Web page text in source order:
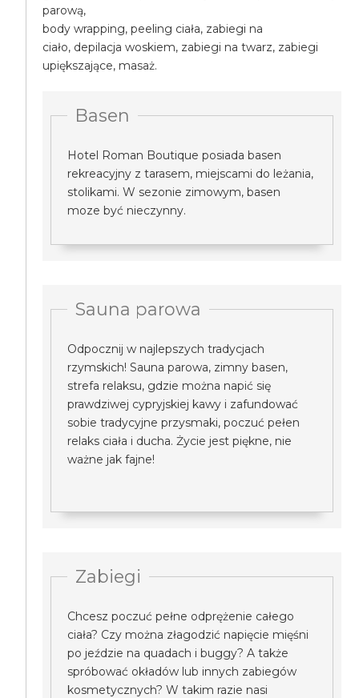
parową,
body wrapping, peeling ciała, zabiegi na
ciało, depilacja woskiem, zabiegi na twarz, zabiegi
upiększające, masaż.
Basen
Hotel Roman Boutique posiada basen
rekreacyjny z tarasem, miejscami do leżania,
stolikami. W sezonie zimowym, basen
moze być nieczynny.
Sauna parowa
Odpocznij w najlepszych tradycjach
rzymskich! Sauna parowa, zimny basen,
strefa relaksu, gdzie można napić się
prawdziwej cypryjskiej kawy i zafundować
sobie tradycyjne przysmaki, poczuć pełen
relaks ciała i ducha. Życie jest piękne, nie
ważne jak fajne!
Zabiegi
Chcesz poczuć pełne odprężenie całego
ciała? Czy można złagodzić napięcie mięśni
po jeździe na quadach i buggy? A także
spróbować okładów lub innych zabiegów
kosmetycznych? W takim razie nasi